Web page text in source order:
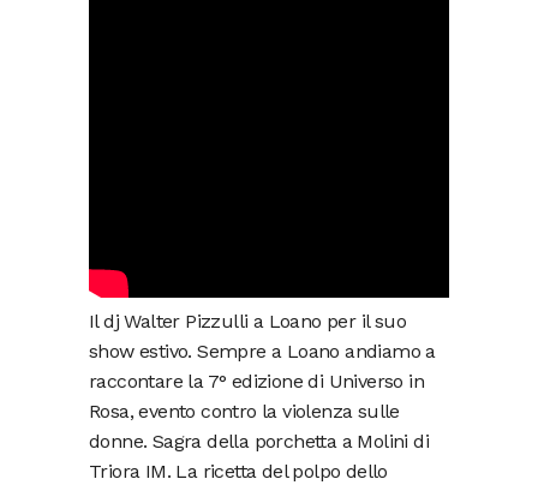
Il dj Walter Pizzulli a Loano per il suo
show estivo. Sempre a Loano andiamo a
raccontare la 7° edizione di Universo in
Rosa, evento contro la violenza sulle
donne. Sagra della porchetta a Molini di
Triora IM. La ricetta del polpo dello